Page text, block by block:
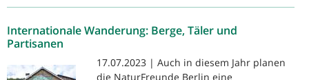
Internationale Wanderung: Berge, Täler und
Partisanen
17.07.2023 | Auch in diesem Jahr planen
die NaturFreunde Berlin eine